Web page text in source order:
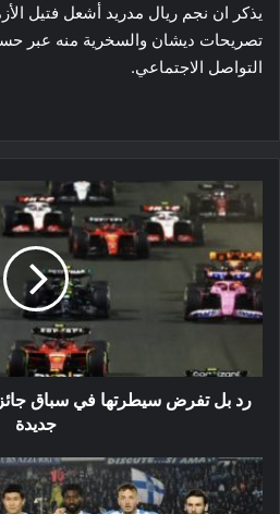
يذكر ان نجم ريال مدريد أشعل فتيل
تصريحات ديشان والسخرية منه عبر
التواصل الاجتماعي.
بل
سيطرتها
في
سباق
جائزة
الكبرى
بثنائية
رد بل تفرض سيطرتها في سباق جائزة
جديدة
نابولي
…